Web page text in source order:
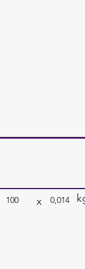
100 x 0,014